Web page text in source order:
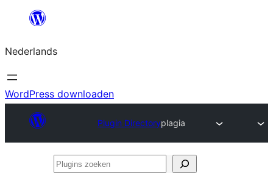
de
inhoud
Nederlands
WordPress downloaden
Plugin Directoryplagia
Plugins